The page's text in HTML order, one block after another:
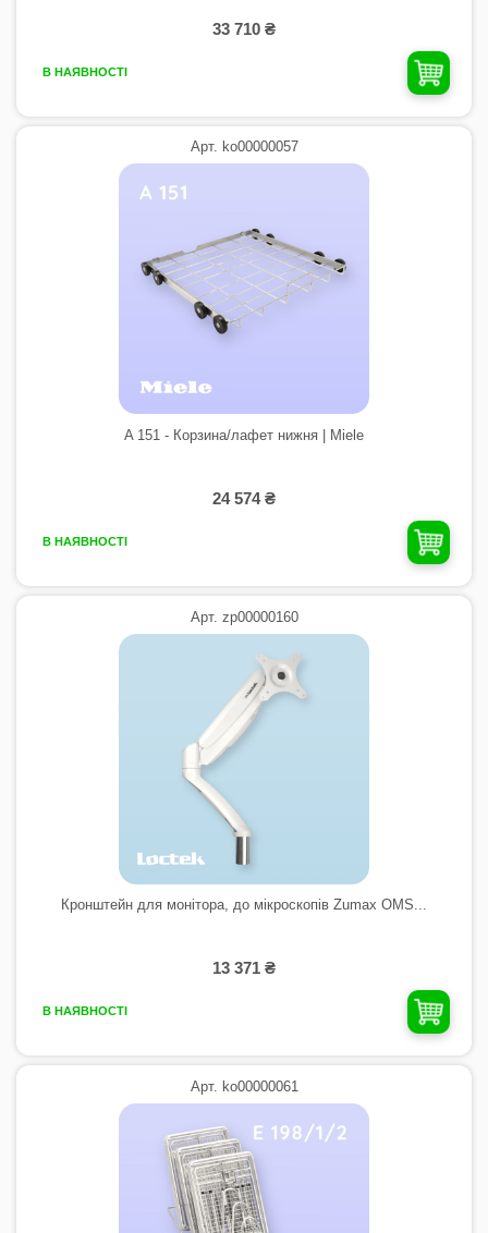
33 710 ₴
В НАЯВНОСТІ
Арт. ko00000057
A 151 - Корзина/лафет нижня | Miele
24 574 ₴
В НАЯВНОСТІ
Арт. zp00000160
Кронштейн для монітора, до мікроскопів Zumax OMS...
13 371 ₴
В НАЯВНОСТІ
Арт. ko00000061